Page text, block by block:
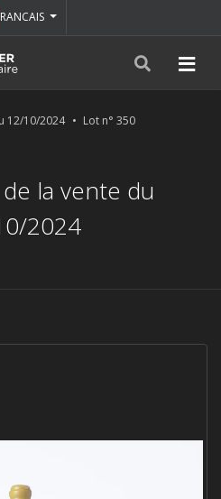
12/10/2024 Lot n° 350
la vente du
2024